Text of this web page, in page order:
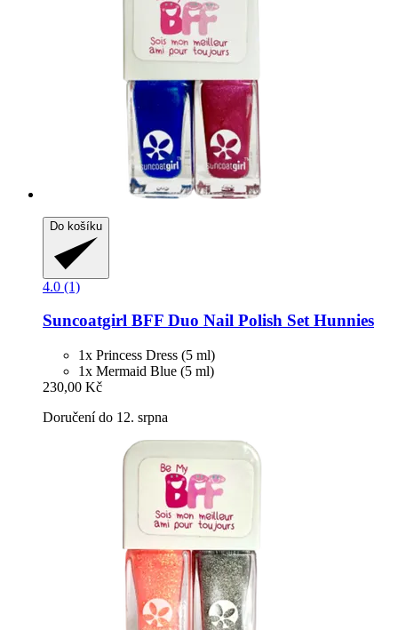
Do košíku
4.0 (1)
Suncoatgirl BFF Duo Nail Polish Set Hunnies
1x Princess Dress (5 ml)
1x Mermaid Blue (5 ml)
230,00 Kč
Doručení do 12. srpna